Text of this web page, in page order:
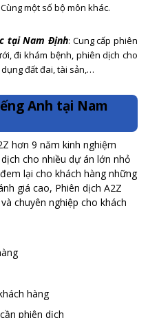
một số bộ môn khác.
tại Nam Định: Cung cấp phiên
đi khám bệnh, phiên dịch cho
đất đai, tài sản,…
Anh tại Nam
hơn 9 năm kinh nghiệm
cho nhiều dự án lớn nhỏ
lại cho khách hàng những
giá cao, Phiên dịch A2Z
chuyên nghiệp cho khách
hàng
phiên dịch